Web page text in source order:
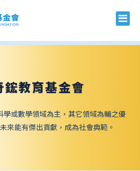
鋐教育基金會
學或數學領域為主，其它領域為輔之優
來能有傑出貢獻，成為社會典範。